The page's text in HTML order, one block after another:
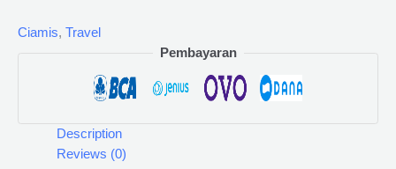
Ciamis, Travel
Pembayaran
Description
Reviews (0)